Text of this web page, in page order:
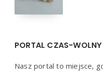
PORTAL CZAS-WOLNY
Nasz portal to miejsce,